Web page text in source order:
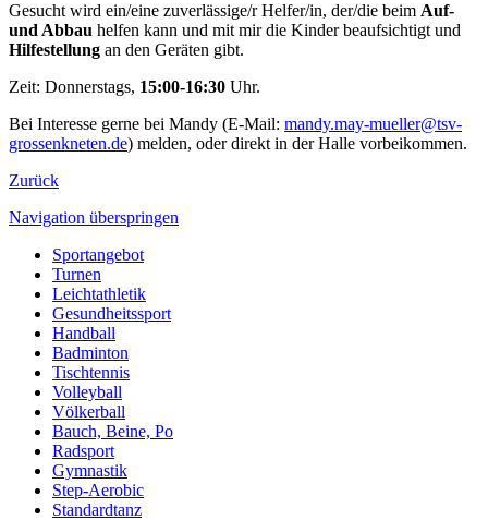
Gesucht wird ein/eine zuverlässige/r Helfer/in, der/die beim Auf-
und Abbau helfen kann und mit mir die Kinder beaufsichtigt und
Hilfestellung an den Geräten gibt.
Zeit: Donnerstags, 15:00-16:30 Uhr.
Bei Interesse gerne bei Mandy (E-Mail: mandy.may-mueller@tsv-
grossenkneten.de) melden, oder direkt in der Halle vorbeikommen.
Zurück
Navigation überspringen
Sportangebot
Turnen
Leichtathletik
Gesundheitssport
Handball
Badminton
Tischtennis
Volleyball
Völkerball
Bauch, Beine, Po
Radsport
Gymnastik
Step-Aerobic
Standardtanz